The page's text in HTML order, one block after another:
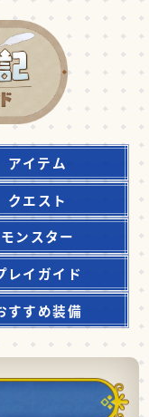
アイテム
クエスト
モンスター
レイガイド
すすめ装備